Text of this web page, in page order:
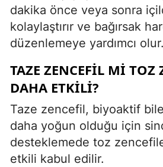
dakika önce veya sonra
kolaylaştırır ve bağırsak
düzenlemeye yardımcı olur.
TAZE ZENCEFIL MI TOZ
DAHA ETKILI?
Taze zencefil, biyoaktif
daha yoğun olduğu için
desteklemede toz
etkili kabul edilir.